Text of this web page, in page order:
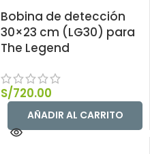
Bobina de detección
30×23 cm (LG30) para
The Legend
S/720.00
AÑADIR AL CARRITO